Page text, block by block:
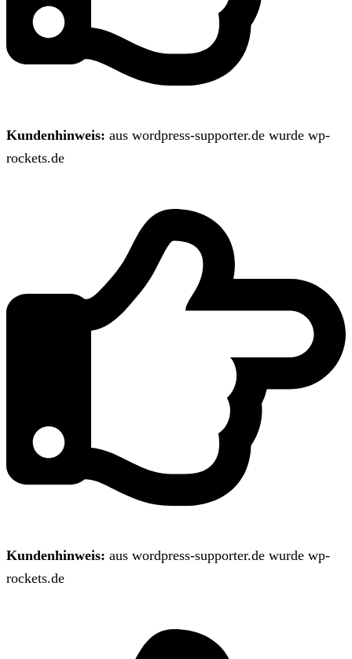
Kundenhinweis: aus wordpress-supporter.de wurde wp-
rockets.de
Kundenhinweis: aus wordpress-supporter.de wurde wp-
rockets.de